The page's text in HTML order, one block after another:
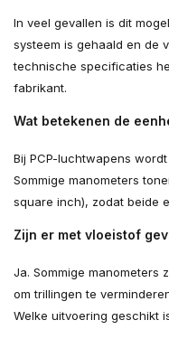
In veel gevallen is dit
systeem is gehaald en de
technische specificaties
fabrikant.
Wat betekenen de
Bij PCP-luchtwapens
Sommige manometers
square inch), zodat beide
Zijn er met vloeistof
Ja. Sommige manometers
om trillingen te
Welke uitvoering geschikt